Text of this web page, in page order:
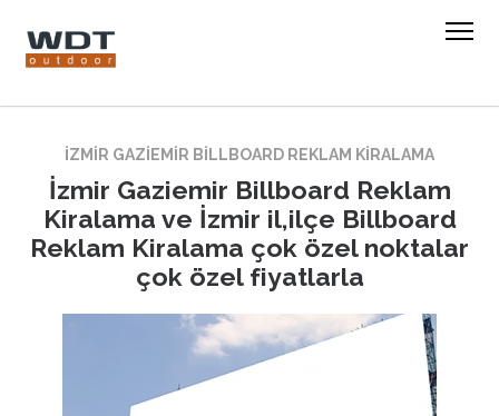
İZMIR GAZIEMIR BILLBOARD REKLAM KIRALAMA
İzmir Gaziemir Billboard Reklam
Kiralama ve İzmir il,ilçe Billboard
Reklam Kiralama çok özel noktalar
çok özel fiyatlarla